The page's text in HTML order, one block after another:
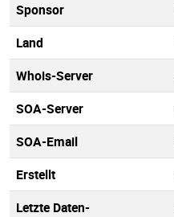
Sponsor
Land
Whois-Server
SOA-Server
SOA-Email
Erstellt
Letzte Daten-